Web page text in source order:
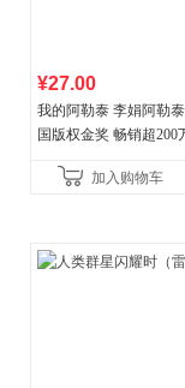
¥27.00
我的阿勒泰 李娟阿勒
国版权金奖 畅销超200
加入购物车